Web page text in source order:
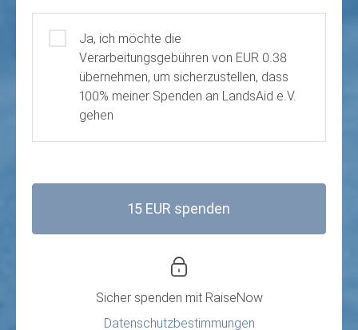
Ja, ich möchte die
Verarbeitungsgebühren von EUR 0.38
übernehmen, um sicherzustellen, dass
100% meiner Spenden an LandsAid e.V.
gehen
15 EUR spenden
Sicher spenden mit RaiseNow
Datenschutzbestimmungen